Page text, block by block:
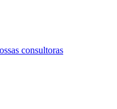
consultoras